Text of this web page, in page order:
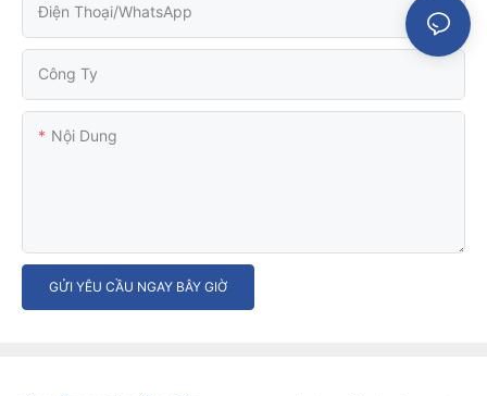
Điện Thoại/WhatsApp
Công Ty
Nội Dung
GỬI YÊU CẦU NGAY BÂY GIỜ